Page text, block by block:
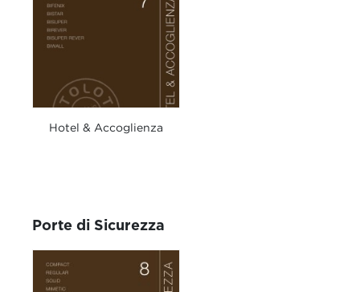
Hotel & Accoglienza
Porte di Sicurezza